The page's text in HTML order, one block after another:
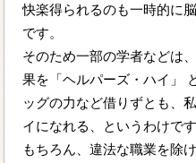
快楽得られるのも一時的に
です。
そのため一部の学者などは
果を「ヘルパーズ・ハイ」
ッグの力など借りずとも、
イになれる、というわけです
もちろん、違法な職業を除